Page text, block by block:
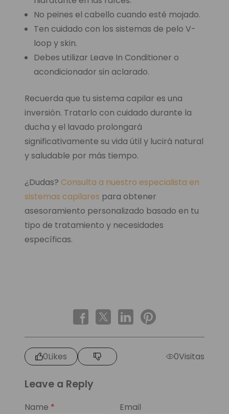
No peines el cabello cuando esté mojado.
Ten cuidado con los sistemas de pelo V-
loop y skin.
Debes utilizar Leave In Conditioner o
acondicionador sin aclarado.
Recuerda que tu sistema capilar es una
inversión. Tratarlo con cuidado durante la
ducha y el lavado prolongará
significativamente su vida útil y lucirá natural
y saludable por más tiempo.
¿Dudas? Consulta a nuestro especialista en
sistemas capilares para obtener
asesoramiento personalizado basado en tu
tipo de tratamiento y necesidades
específicas.
0Likes 0Visitas
Leave a Reply
Name * Email